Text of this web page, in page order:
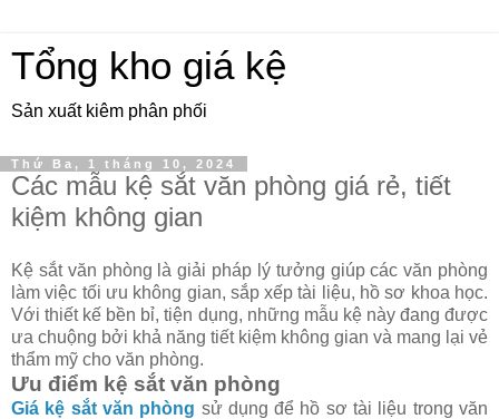
Tổng kho giá kệ
Sản xuất kiêm phân phối
Thứ Ba, 1 tháng 10, 2024
Các mẫu kệ sắt văn phòng giá rẻ, tiết
kiệm không gian
Kệ sắt văn phòng là giải pháp lý tưởng giúp các văn phòng
làm việc tối ưu không gian, sắp xếp tài liệu, hồ sơ khoa học.
Với thiết kế bền bỉ, tiện dụng, những mẫu kệ này đang được
ưa chuộng bởi khả năng tiết kiệm không gian và mang lại vẻ
thẩm mỹ cho văn phòng.
Ưu điểm kệ sắt văn phòng
Giá kệ sắt văn phòng sử dụng để hồ sơ tài liệu trong văn